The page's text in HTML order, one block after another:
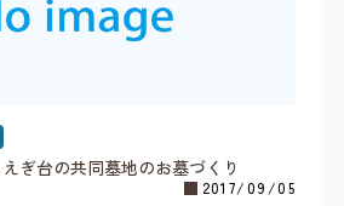
2017/09/05
ぎ台の共同墓地のお墓づくり